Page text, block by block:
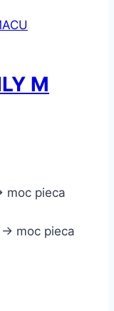
M
moc pieca
> moc pieca